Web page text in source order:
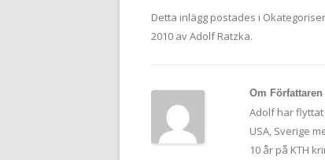
Detta inlägg postades i
2010 avAdolf Ratzka.
Om Författaren
Adolf har
USA, Sverige
10 år på KTH